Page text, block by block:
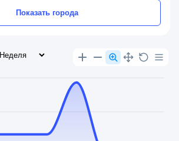
Показать города